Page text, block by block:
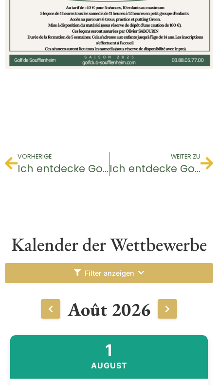
VORHERIGE
Ich entdecke Golf / Jugendliche
WEITER ZU
Ich entdecke Golf / Jugendliche
Kalender der Wettbewerbe
Filter anzeigen
Août 2026
1
AUGUST